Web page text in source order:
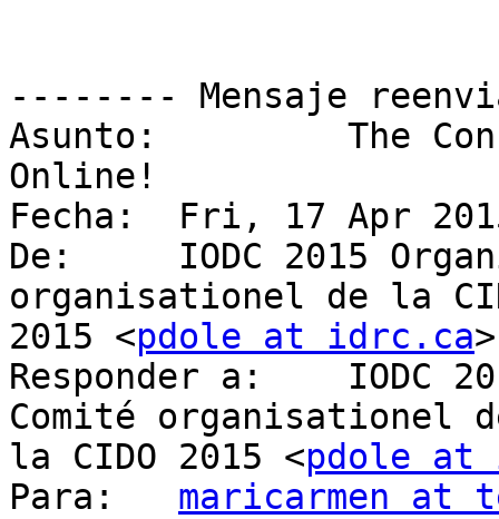
-------- Mensaje
Asunto: 	The Conference Agenda is Now
Online!
Fecha: 	Fri, 17 Apr 2015 17:59:20 -0400 (EDT)
De: 	IODC 2015 Organizing Committee / Comité
organisationel de la
2015 <pdole at idrc.ca>
Responder a: 	IODC 2015 Organizing Committee /
Comité organisationel
la CIDO 2015 <pdole at
maricarmen at